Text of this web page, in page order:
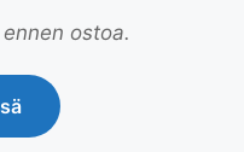
ostoa.